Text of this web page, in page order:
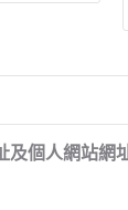
個人網站網